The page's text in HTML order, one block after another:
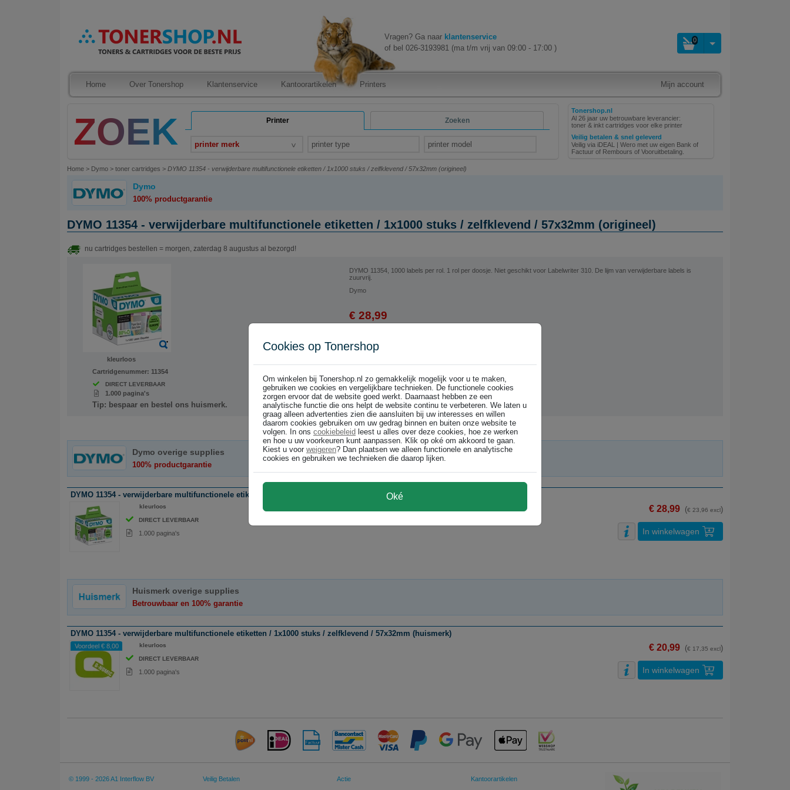
Vragen? Ga naar klantenservice
of bel 026-3193981 (ma t/m vrij van 09:00 - 17:00 )
0
Home Over Tonershop Klantenservice Kantoorartikelen Printers Mijn account
Printer Zoeken
printer merk printer type printer model
Tonershop.nl
Al 26 jaar uw betrouwbare leverancier:
toner & inkt cartridges voor elke printer
Veilig betalen & snel geleverd
Veilig via iDEAL | Wero met uw eigen Bank of
Factuur of Rembours of Vooruitbetaling.
Home > Dymo > toner cartridges > DYMO 11354 - verwijderbare multifunctionele etiketten / 1x1000 stuks / zelfklevend / 57x32mm (origineel)
Dymo
100% productgarantie
DYMO 11354 - verwijderbare multifunctionele etiketten / 1x1000 stuks / zelfklevend / 57x32mm (origineel)
nu cartridges bestellen = morgen, zaterdag 8 augustus al bezorgd!
ABCkleurloos
Cartridgenummer: 11354
DIRECT LEVERBAAR
1.000 pagina's
Tip: bespaar en bestel ons huismerk.
DYMO 11354, 1000 labels per rol. 1 rol per doosje. Niet geschikt voor Labelwriter 310. De lijm van verwijderbare labels is
zuurvrij.
Dymo
€ 28,99
In winkelwagen
Dymo overige supplies
100% productgarantie
DYMO 11354 - verwijderbare multifunctionele etiketten / 1x1000 stuks / zelfklevend / 57x32mm (origineel)
ABCkleurloos
DIRECT LEVERBAAR
1.000 pagina's
€ 28,99 (€ 23,96 excl)
In winkelwagen
Huismerk overige supplies
Betrouwbaar en 100% garantie
DYMO 11354 - verwijderbare multifunctionele etiketten / 1x1000 stuks / zelfklevend / 57x32mm (huismerk)
Voordeel € 8,00 ABCkleurloos
DIRECT LEVERBAAR
1.000 pagina's
€ 20,99 (€ 17,35 excl)
In winkelwagen
© 1999 - 2026 A1 Interflow BV Veilig Betalen Actie Kantoorartikelen
Cookies op Tonershop
Om winkelen bij Tonershop.nl zo gemakkelijk mogelijk voor u te maken,
gebruiken we cookies en vergelijkbare technieken. De functionele cookies
zorgen ervoor dat de website goed werkt. Daarnaast hebben ze een
analytische functie die ons helpt de website continu te verbeteren. We laten u
graag alleen advertenties zien die aansluiten bij uw interesses en willen
daarom cookies gebruiken om uw gedrag binnen en buiten onze website te
volgen. In ons cookiebeleid leest u alles over deze cookies, hoe ze werken
en hoe u uw voorkeuren kunt aanpassen. Klik op oké om akkoord te gaan.
Kiest u voor weigeren? Dan plaatsen we alleen functionele en analytische
cookies en gebruiken we technieken die daarop lijken.
Oké